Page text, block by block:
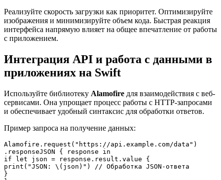
Реализуйте скорость загрузки как приоритет. Оптимизируйте
изображения и минимизируйте объем кода. Быстрая реакция
интерфейса напрямую влияет на общее впечатление от работы
с приложением.
Интеграция API и работа с данными в
приложениях на Swift
Используйте библиотеку Alamofire для взаимодействия с веб-
сервисами. Она упрощает процесс работы с HTTP-запросами
и обеспечивает удобный синтаксис для обработки ответов.
Пример запроса на получение данных:
Alamofire.request("https://api.example.com/data")
.responseJSON { response in
if let json = response.result.value {
print("JSON: \(json)") // Обработка JSON-ответа
}